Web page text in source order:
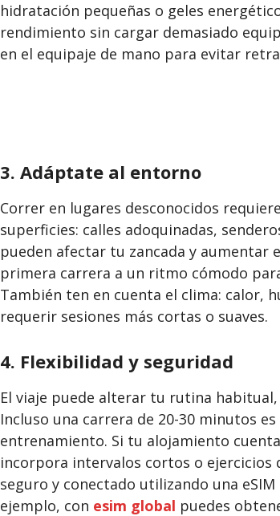
hidratación pequeñas o geles
rendimiento sin cargar demasiado
en el equipaje de mano para evitar
3. Adáptate al entorno
Correr en lugares desconocidos
superficies: calles adoquinadas,
pueden afectar tu zancada y aumentar
primera carrera a un ritmo cómodo
También ten en cuenta el clima: calor,
requerir sesiones más cortas o suaves.
4. Flexibilidad y seguridad
El viaje puede alterar tu rutina
Incluso una carrera de 20-30 minutos
entrenamiento. Si tu alojamiento
incorpora intervalos cortos o ejercicios
seguro y conectado utilizando una
ejemplo, con esim global puedes